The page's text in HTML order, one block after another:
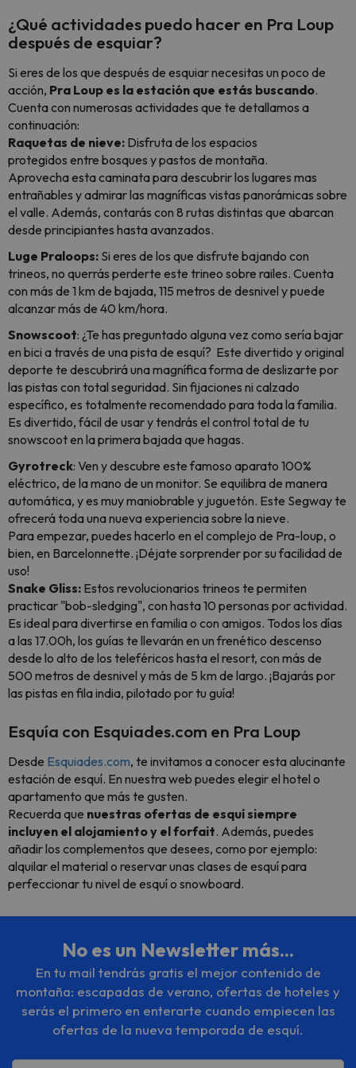
¿Qué actividades puedo hacer en Pra Loup
después de esquiar?
Si eres de los que después de esquiar necesitas un poco de
acción, Pra Loup es la estación que estás buscando.
Cuenta con numerosas actividades que te detallamos a
continuación:
Raquetas de nieve: Disfruta de los espacios
protegidos entre bosques y pastos de montaña.
Aprovecha esta caminata para descubrir los lugares mas
entrañables y admirar las magníficas vistas panorámicas sobre
el valle. Además, contarás con 8 rutas distintas que abarcan
desde principiantes hasta avanzados.
Luge Praloops: Si eres de los que disfrute bajando con
trineos, no querrás perderte este trineo sobre railes. Cuenta
con más de 1 km de bajada, 115 metros de desnivel y puede
alcanzar más de 40 km/hora.
Snowscoot: ¿Te has preguntado alguna vez como sería bajar
en bici a través de una pista de esquí? Este divertido y original
deporte te descubrirá una magnífica forma de deslizarte por
las pistas con total seguridad. Sin fijaciones ni calzado
específico, es totalmente recomendado para toda la familia.
Es divertido, fácil de usar y tendrás el control total de tu
snowscoot en la primera bajada que hagas.
Gyrotreck: Ven y descubre este famoso aparato 100%
eléctrico, de la mano de un monitor. Se equilibra de manera
automática, y es muy maniobrable y juguetón. Este Segway te
ofrecerá toda una nueva experiencia sobre la nieve.
Para empezar, puedes hacerlo en el complejo de Pra-loup, o
bien, en Barcelonnette. ¡Déjate sorprender por su facilidad de
uso!
Snake Gliss: Estos revolucionarios trineos te permiten
practicar "bob-sledging", con hasta 10 personas por actividad.
Es ideal para divertirse en familia o con amigos. Todos los días
a las 17.00h, los guías te llevarán en un frenético descenso
desde lo alto de los teleféricos hasta el resort, con más de
500 metros de desnivel y más de 5 km de largo. ¡Bajarás por
las pistas en fila india, pilotado por tu guía!
Esquía con Esquiades.com en Pra Loup
Desde Esquiades.com, te invitamos a conocer esta alucinante
estación de esquí. En nuestra web puedes elegir el hotel o
apartamento que más te gusten.
Recuerda que nuestras ofertas de esquí siempre
incluyen el alojamiento y el forfait. Además, puedes
añadir los complementos que desees, como por ejemplo:
alquilar el material o reservar unas clases de esquí para
perfeccionar tu nivel de esquí o snowboard.
No es un Newsletter más...
En tu mail tendrás gratis el mejor contenido de
montaña: escapadas de verano, ofertas de hoteles y
serás el primero en enterarte cuando empiecen las
ofertas de la nueva temporada de esquí.